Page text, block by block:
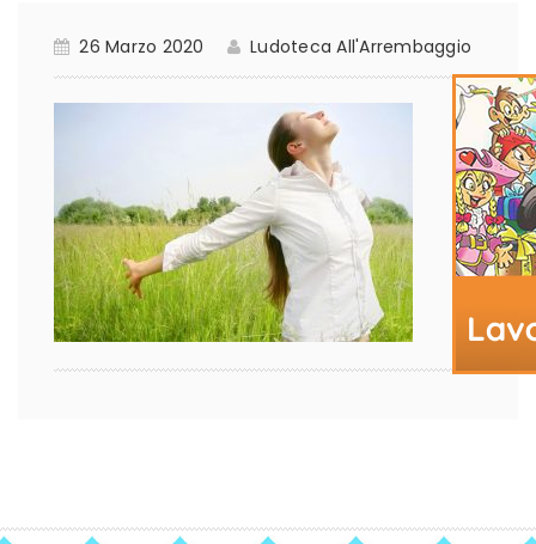
26 Marzo 2020 Ludoteca All'Arrembaggio